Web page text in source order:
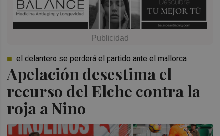
Apelación desestima el
recurso del Elche contra la
roja a Nino
el delantero se perderá el partido ante el mallorca